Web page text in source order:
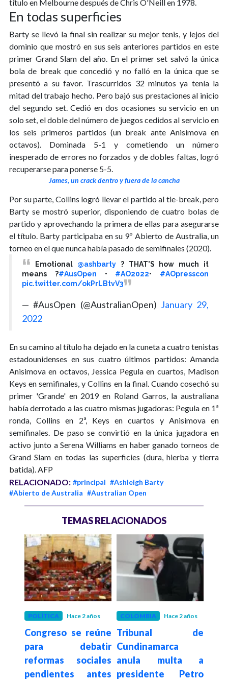
título en Melbourne después de Chris O'Neill en 1978.
En todas superficies
Barty se llevó la final sin realizar su mejor tenis, y lejos del
dominio que mostró en sus seis anteriores partidos en este
primer Grand Slam del año. En el primer set salvó la única
bola de break que concedió y no falló en la única que se
presentó a su favor. Trascurridos 32 minutos ya tenía la
mitad del trabajo hecho. Pero bajó sus prestaciones al inicio
del segundo set. Cedió en dos ocasiones su servicio en un
solo set, el doble del número de juegos cedidos al servicio en
los seis primeros partidos (un break ante Anisimova en
octavos). Dominada 5-1 y cometiendo un número
inesperado de errores no forzados y de dobles faltas, logró
recuperarse para ponerse 5-5.
James, un crack dentro y fuera de la cancha
Por su parte, Collins logró llevar el partido al tie-break, pero
Barty se mostró superior, disponiendo de cuatro bolas de
partido y aprovechando la primera de ellas para asegurarse
el título. Barty participaba en su 9º Abierto de Australia, un
torneo en el que nunca había pasado de semifinales (2020).
Emotional @ashbarty ? THAT'S how much it
means ?#AusOpen • #AO2022• #AOpresscon
pic.twitter.com/okPrLBtvV3
— #AusOpen (@AustralianOpen) January 29,
2022
En su camino al título ha dejado en la cuneta a cuatro tenistas
estadounidenses en sus cuatro últimos partidos: Amanda
Anisimova en octavos, Jessica Pegula en cuartos, Madison
Keys en semifinales, y Collins en la final. Cuando cosechó su
primer 'Grande' en 2019 en Roland Garros, la australiana
había derrotado a las cuatro mismas jugadoras: Pegula en 1ª
ronda, Collins en 2ª, Keys en cuartos y Anisimova en
semifinales. De paso se convirtió en la única jugadora en
activo junto a Serena Williams en haber ganado torneos de
Grand Slam en todas las superficies (dura, hierba y tierra
batida). AFP
RELACIONADO: #principal #Ashleigh Barty
#Abierto de Australia #Australian Open
TEMAS RELACIONADOS
POLÍTICA Hace 2 años
Congreso se reúne
para debatir
reformas sociales
pendientes antes
COLOMBIA Hace 2 años
Tribunal de
Cundinamarca
anula multa a
presidente Petro